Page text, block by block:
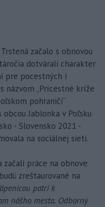
začalo s obnovou
dotvárali charakter
pre pocestných i
názvom „Prícestné kríže
pohraničí“
Jablonka v Poľsku
- Slovensko 2021 -
na sociálnej sieti.
práce na obnove
zreštaurované na
patrí k
nášho mesta. Odborný